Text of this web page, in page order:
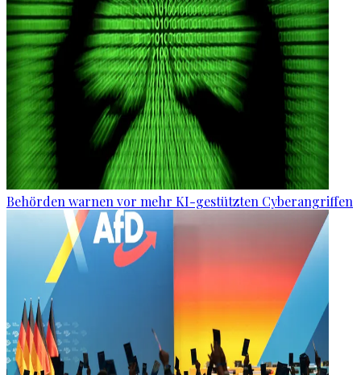
Behörden warnen vor mehr KI-gestützten Cyberangriffen